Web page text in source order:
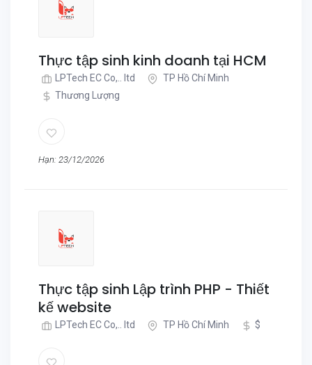
Thực tập sinh kinh doanh tại HCM
LPTech EC Co,.. ltd
TP Hồ Chí Minh
Thương Lượng
Hạn: 23/12/2026
Thực tập sinh Lập trình PHP - Thiết
kế website
LPTech EC Co,.. ltd TP Hồ Chí Minh $